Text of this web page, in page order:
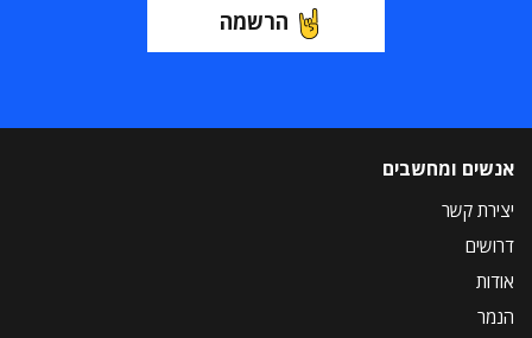
הרשמה
אנשים ומחשבים
יצירת קשר
דרושים
אודות
הנמר